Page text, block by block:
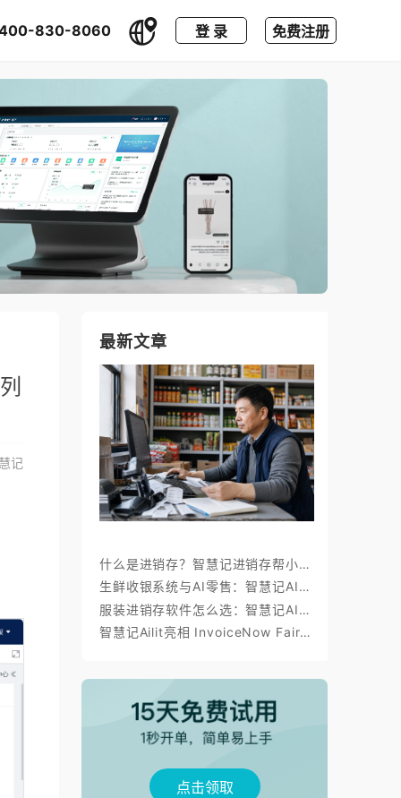
830-8060 登 录 免费注册
记
最新文章
什么是进销存？智慧记进销存帮小微商户理顺开单、库存与对账
生鲜收银系统与AI零售：智慧记AI零售称重收银、库存、会员经营方案
服装进销存软件怎么选：智慧记AI批量录入、齐色齐码开单与库存管理
智慧记Ailit亮相 InvoiceNow Fair 2026，为东南亚小微商户带来“开单+电子发票”新体验
点击领取